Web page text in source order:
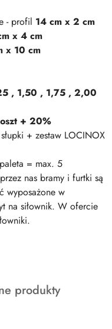
14 cm x 2 cm
x 4 cm
x 10 cm
, 1,50 , 1,75 , 2,00
+ 20%
+ zestaw LOCINOX
= max. 5
nas bramy i furtki są
wyposażone w
na siłownik. W ofercie
produkty